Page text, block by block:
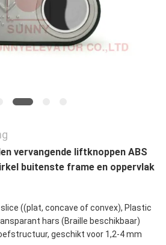
vervangende liftknoppen ABS
buitenste frame en oppervlak
((plat, concave of convex), Plastic
hars (Braille beschikbaar)
geschikt voor 1,2-4 mm